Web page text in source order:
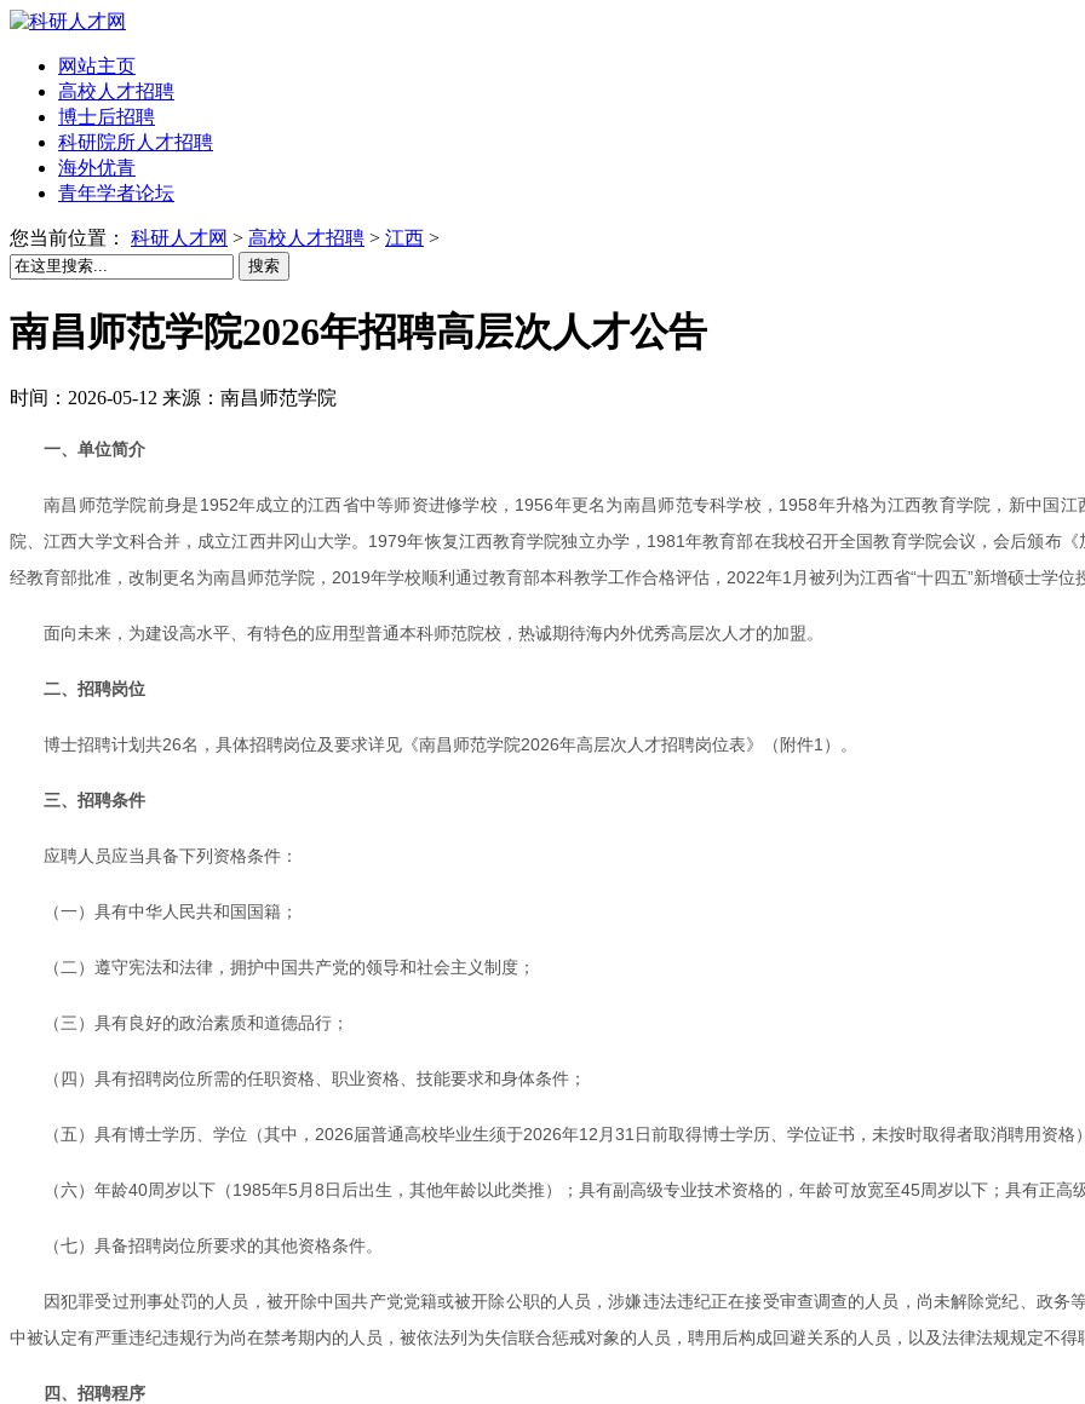
网站主页
高校人才招聘
博士后招聘
科研院所人才招聘
海外优青
青年学者论坛
您当前位置： 科研人才网 > 高校人才招聘 > 江西 >
搜索
南昌师范学院2026年招聘高层次人才公告
时间：2026-05-12 来源：南昌师范学院
一、单位简介
南昌师范学院前身是1952年成立的江西省中等师资进修学校，1956年更名为南昌师范专科学校，1958年升格为江西教育学院，新中国
院、江西大学文科合并，成立江西井冈山大学。1979年恢复江西教育学院独立办学，1981年教育部在我校召开全国教育学院会议，会后颁布
经教育部批准，改制更名为南昌师范学院，2019年学校顺利通过教育部本科教学工作合格评估，2022年1月被列为江西省“十四五”新增硕士学位
面向未来，为建设高水平、有特色的应用型普通本科师范院校，热诚期待海内外优秀高层次人才的加盟。
二、招聘岗位
博士招聘计划共26名，具体招聘岗位及要求详见《南昌师范学院2026年高层次人才招聘岗位表》（附件1）。
三、招聘条件
应聘人员应当具备下列资格条件：
（一）具有中华人民共和国国籍；
（二）遵守宪法和法律，拥护中国共产党的领导和社会主义制度；
（三）具有良好的政治素质和道德品行；
（四）具有招聘岗位所需的任职资格、职业资格、技能要求和身体条件；
（五）具有博士学历、学位（其中，2026届普通高校毕业生须于2026年12月31日前取得博士学历、学位证书，未按时取得者取消聘用资格
（六）年龄40周岁以下（1985年5月8日后出生，其他年龄以此类推）；具有副高级专业技术资格的，年龄可放宽至45周岁以下；具有正高
（七）具备招聘岗位所要求的其他资格条件。
因犯罪受过刑事处罚的人员，被开除中国共产党党籍或被开除公职的人员，涉嫌违法违纪正在接受审查调查的人员，尚未解除党纪、政
中被认定有严重违纪违规行为尚在禁考期内的人员，被依法列为失信联合惩戒对象的人员，聘用后构成回避关系的人员，以及法律法规规定不得
四、招聘程序